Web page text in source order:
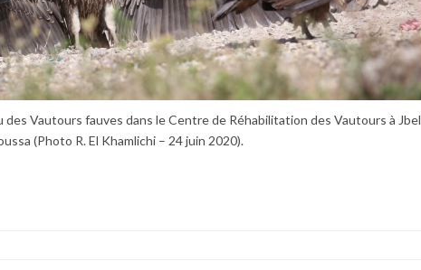
des Vautours fauves dans le Centre de Réhabilitation des Vautours à Jbel
(Photo R. El Khamlichi – 24 juin 2020).